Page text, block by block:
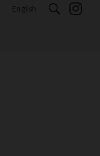
English